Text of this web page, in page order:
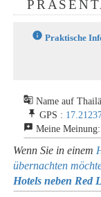
info Praktische
g_translate Name auf
push_pin GPS :
reviews Meine Meinung:
Wenn Sie in einem
übernachten
Hotels neben Red